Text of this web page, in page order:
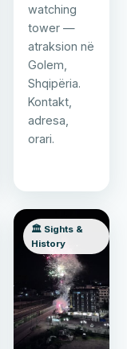
watching
tower —
atraksion në
Golem,
Shqipëria.
Kontakt,
adresa,
orari.
🏛️ Sights &
History